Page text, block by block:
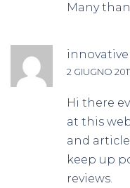
Many
innovative
2 GIUGNO
Hi there
at this
and
keep up
reviews.